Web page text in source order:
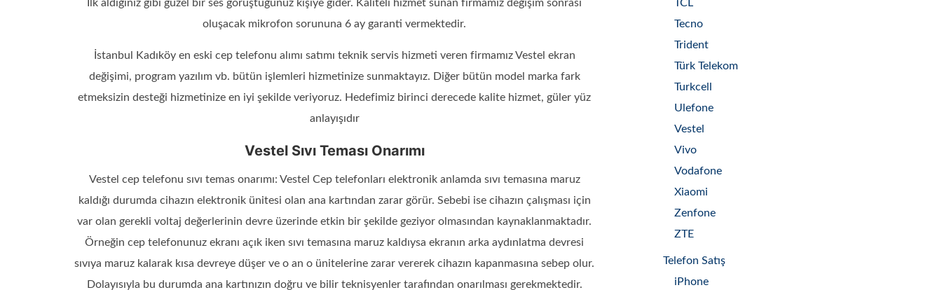
İlk aldığınız gibi güzel bir ses görüştüğünüz kişiye gider. Kaliteli hizmet sunan firmamız değişim sonrası
oluşacak mikrofon sorununa 6 ay garanti vermektedir.
İstanbul Kadıköy en eski cep telefonu alımı satımı teknik servis hizmeti veren firmamız Vestel ekran
değişimi, program yazılım vb. bütün işlemleri hizmetinize sunmaktayız. Diğer bütün model marka fark
etmeksizin desteği hizmetinize en iyi şekilde veriyoruz. Hedefimiz birinci derecede kalite hizmet, güler yüz
anlayışıdır
Vestel Sıvı Teması Onarımı
Vestel cep telefonu sıvı temas onarımı: Vestel Cep telefonları elektronik anlamda sıvı temasına maruz
kaldığı durumda cihazın elektronik ünitesi olan ana kartından zarar görür. Sebebi ise cihazın çalışması için
var olan gerekli voltaj değerlerinin devre üzerinde etkin bir şekilde geziyor olmasından kaynaklanmaktadır.
Örneğin cep telefonunuz ekranı açık iken sıvı temasına maruz kaldıysa ekranın arka aydınlatma devresi
sıvıya maruz kalarak kısa devreye düşer ve o an o ünitelerine zarar vererek cihazın kapanmasına sebep olur.
Dolayısıyla bu durumda ana kartınızın doğru ve bilir teknisyenler tarafından onarılması gerekmektedir.
TCL
Tecno
Trident
Türk Telekom
Turkcell
Ulefone
Vestel
Vivo
Vodafone
Xiaomi
Zenfone
ZTE
Telefon Satış
iPhone